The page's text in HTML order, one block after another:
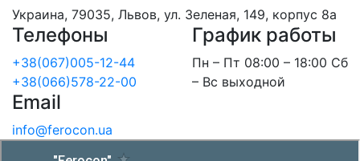
Украина, 79035, Львов, ул. Зеленая, 149, корпус 8а
Телефоны
+38(067)005-12-44
+38(066)578-22-00
График работы
Пн – Пт 08:00 – 18:00 Сб
– Вс выходной
Email
info@ferocon.ua